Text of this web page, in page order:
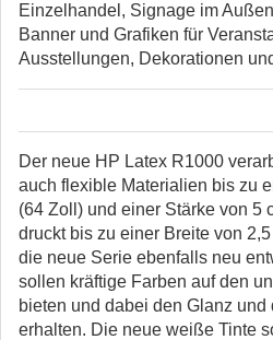
Einzelhandel, Signage im
Banner und Grafiken für
Ausstellungen, Dekorationen
Der neue HP Latex R1000
auch flexible Materialien bis zu
(64 Zoll) und einer Stärke von 5
druckt bis zu einer Breite von
die neue Serie ebenfalls neu
sollen kräftige Farben auf den
bieten und dabei den Glanz
erhalten. Die neue weiße Tinte